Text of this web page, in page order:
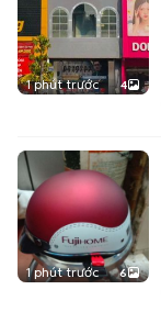
1 phút trước 4
1 phút trước 6